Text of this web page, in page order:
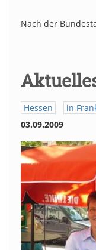
Nach der
Hessen
in
03.09.2009